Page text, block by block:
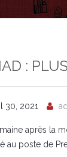
:
30, 2021
après la
au poste de